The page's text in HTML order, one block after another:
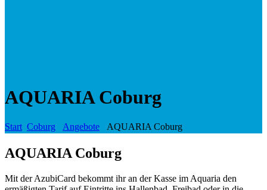
AQUARIA Coburg
Start Coburg Angebote AQUARIA Coburg
AQUARIA Coburg
Mit der AzubiCard bekommt ihr an der Kasse im Aquaria den